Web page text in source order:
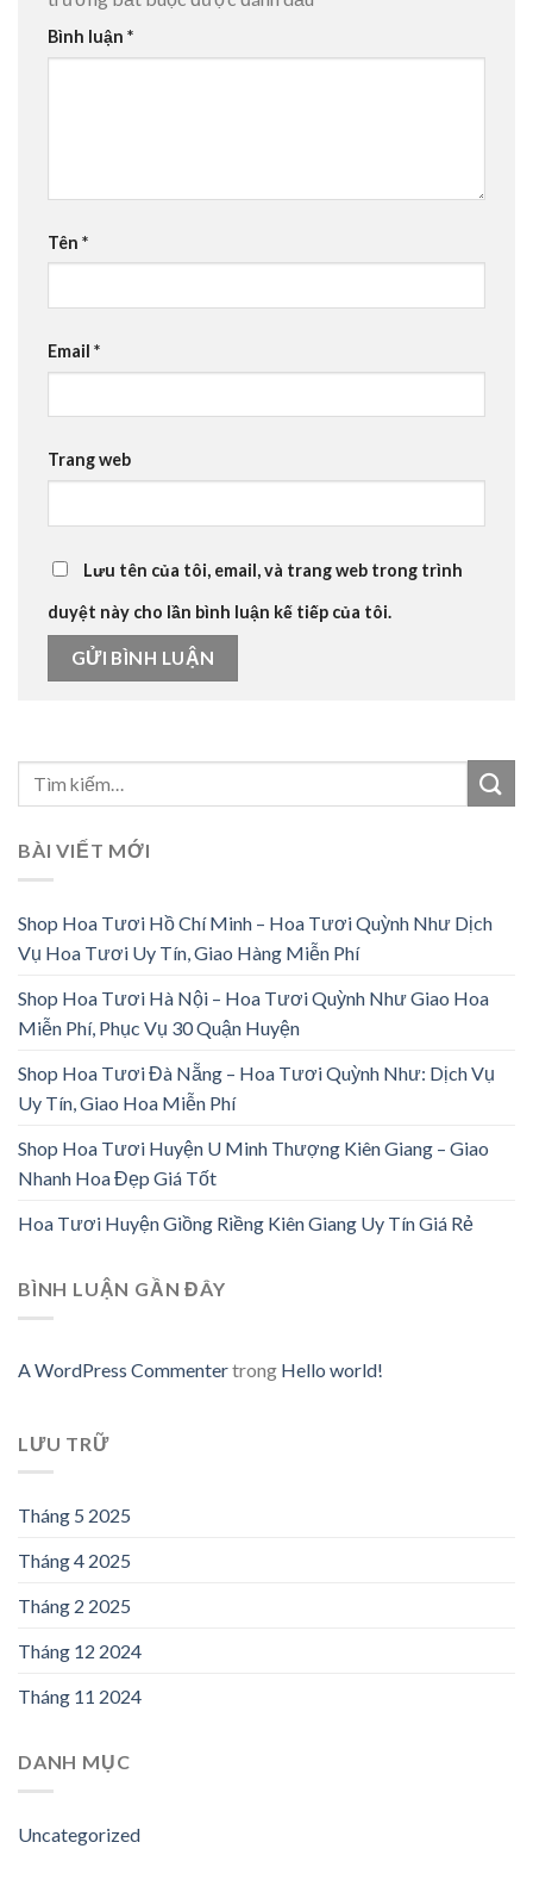
Bình luận *
Tên *
Email *
Trang web
Lưu tên của tôi, email, và trang web trong trình
duyệt này cho lần bình luận kế tiếp của tôi.
BÀI VIẾT MỚI
Shop Hoa Tươi Hồ Chí Minh – Hoa Tươi Quỳnh Như Dịch
Vụ Hoa Tươi Uy Tín, Giao Hàng Miễn Phí
Shop Hoa Tươi Hà Nội – Hoa Tươi Quỳnh Như Giao Hoa
Miễn Phí, Phục Vụ 30 Quận Huyện
Shop Hoa Tươi Đà Nẵng – Hoa Tươi Quỳnh Như: Dịch Vụ
Uy Tín, Giao Hoa Miễn Phí
Shop Hoa Tươi Huyện U Minh Thượng Kiên Giang – Giao
Nhanh Hoa Đẹp Giá Tốt
Hoa Tươi Huyện Giồng Riềng Kiên Giang Uy Tín Giá Rẻ
BÌNH LUẬN GẦN ĐÂY
A WordPress Commentertrong Hello world!
LƯU TRỮ
Tháng 5 2025
Tháng 4 2025
Tháng 2 2025
Tháng 12 2024
Tháng 11 2024
DANH MỤC
Uncategorized